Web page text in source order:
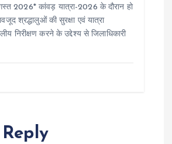
2026* कांवड़ यात्रा-2026 के दौरान हो
श्रद्धालुओं की सुरक्षा एवं यात्रा
निरीक्षण करने के उद्देश्य से जिलाधिकारी